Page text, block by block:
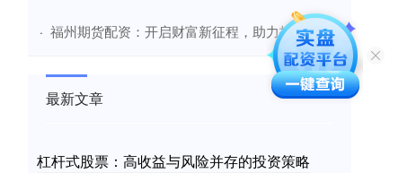
· ​福州期货配资：开启财富新征程，助力投资梦想
最新文章
杠杆式股票：高收益与风险并存的投资策略